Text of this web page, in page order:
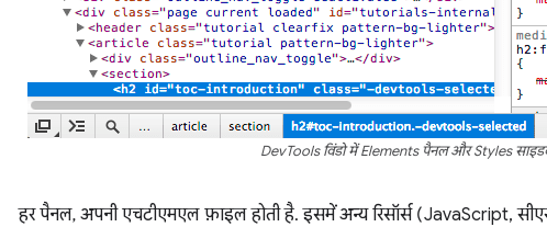
DevTools विंडो में Elements पैनल और Styles
हर पैनल, अपनी एचटीएमएल फ़ाइल होती है. इसमें अन्य रिसॉर्स (JavaScript,